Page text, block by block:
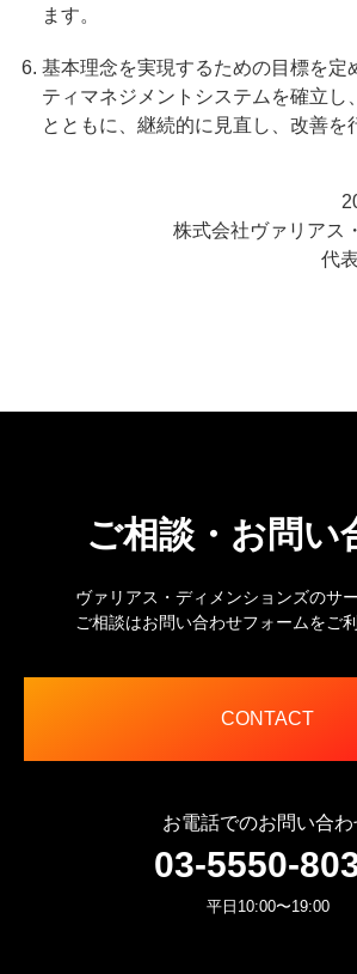
ます。
基本理念を実現するための目標を定
ティマネジメントシステムを確立し
とともに、継続的に見直し、改善を
株式会社ヴァリアス
代
ご相談・お問い
ヴァリアス・ディメンションズのサ
ご相談はお問い合わせフォームをご
CONTACT
お電話でのお問い合わ
03-5550-
平日10:00〜19:00